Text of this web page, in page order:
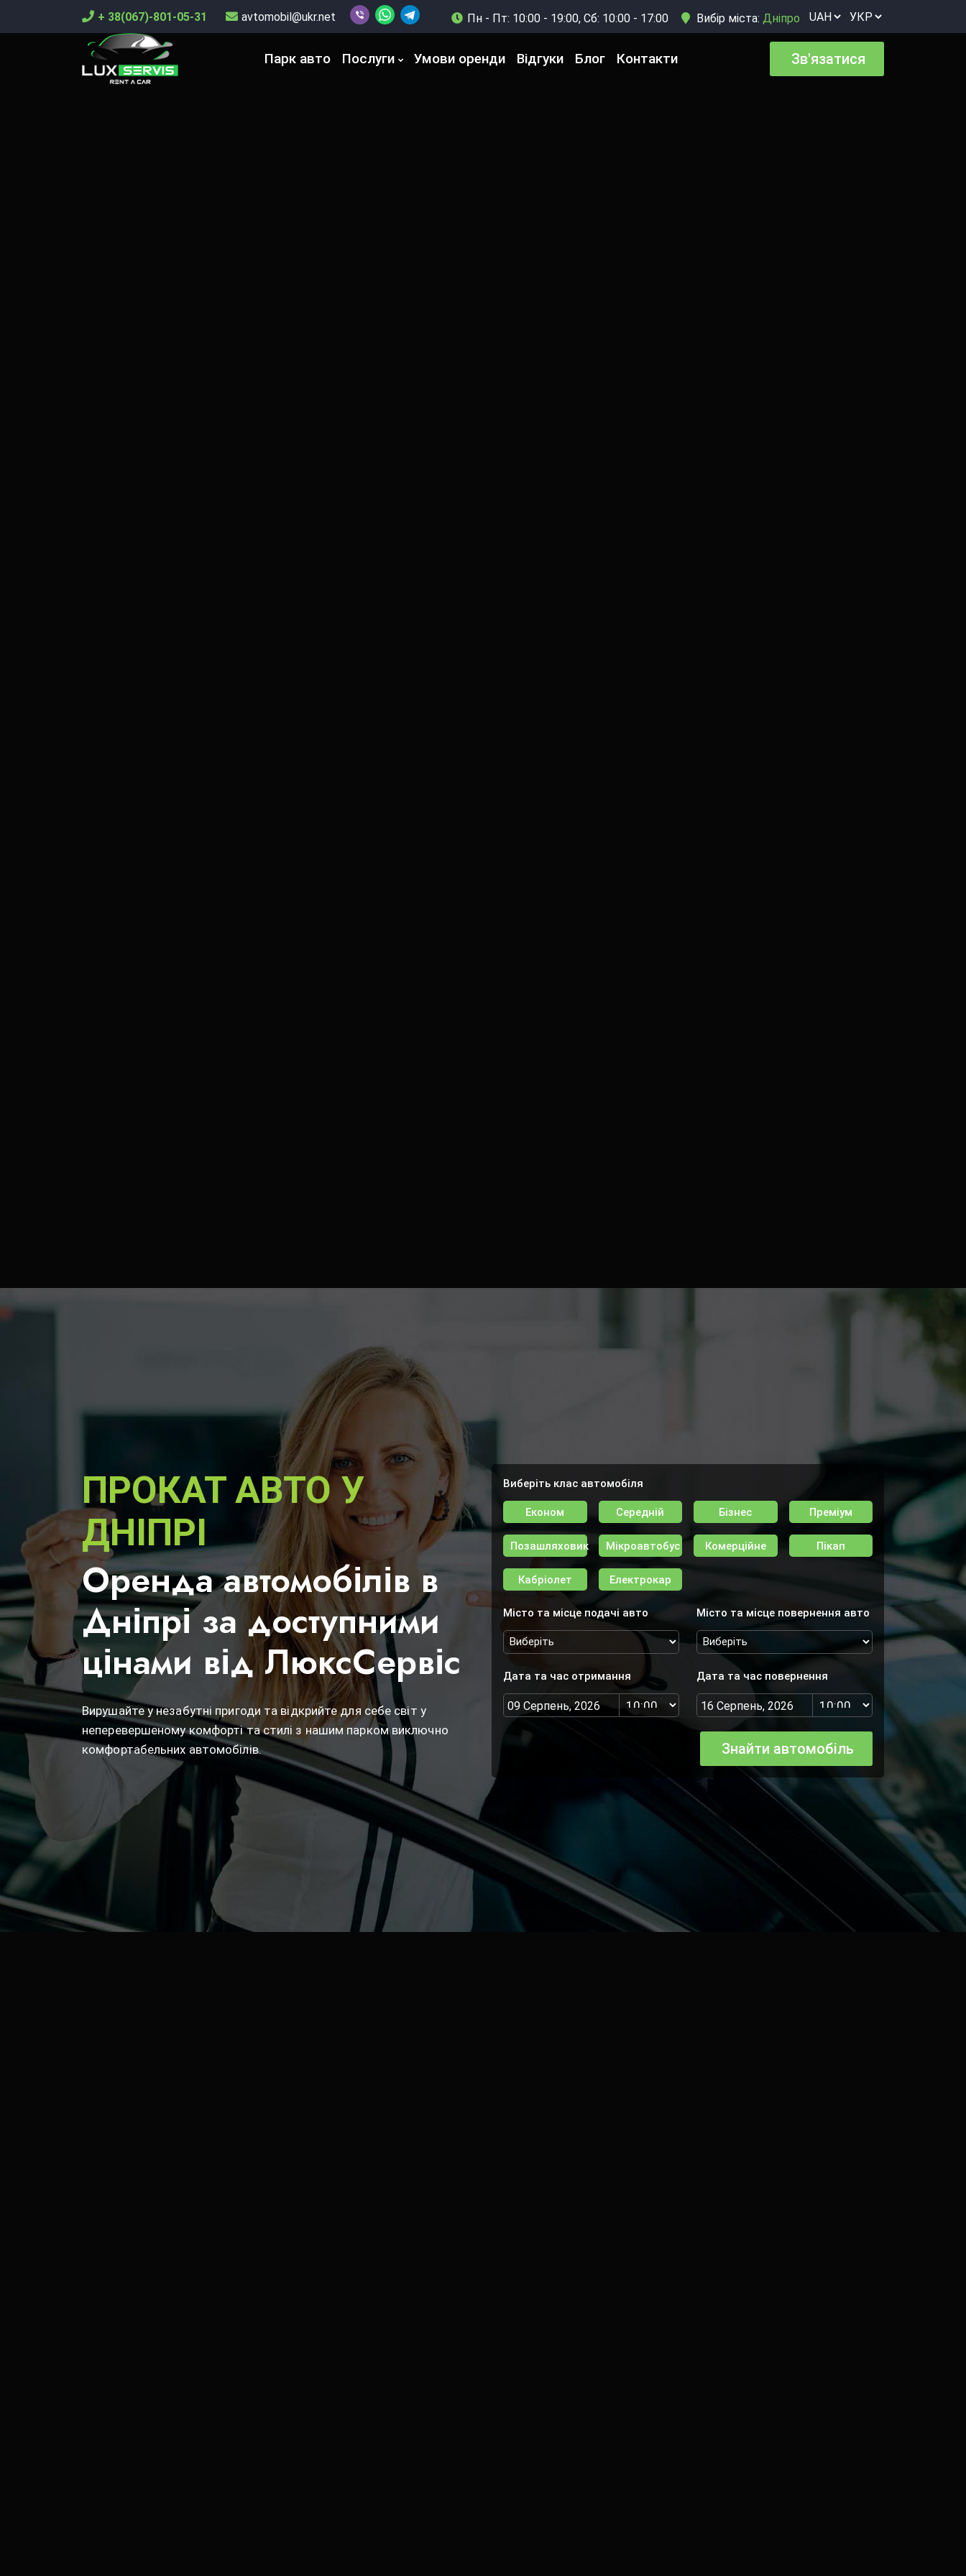
+ 38(067)-801-05-31 avtomobil@ukr.net Пн - Пт: 10:00 - 19:00, Сб: 10:00 - 17:00 Вибір міста: Дніпро
Парк авто Послуги Умови оренди Відгуки Блог Контакти Зв'язатися
ПРОКАТ АВТО У
ДНІПРІ
Оренда автомобілів в
Дніпрі за доступними
цінами від ЛюксСервіс
Вирушайте у незабутні пригоди та відкрийте для себе світ у
неперевершеному комфорті та стилі з нашим парком виключно
комфортабельних автомобілів.
Виберіть клас автомобіля
Економ Середній Бізнес Преміум
Позашляховик Мікроавтобус Комерційне Пікап
Кабріолет Електрокар
Місто та місце подачі авто Місто та місце повернення авто
Дата та час отримання Дата та час повернення